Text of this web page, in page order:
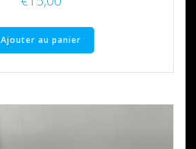
Ajouter au panier